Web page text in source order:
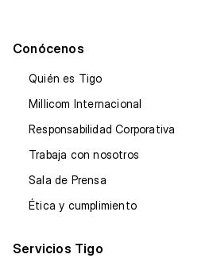
Conócenos
Quién es Tigo
Millicom Internacional
Responsabilidad Corporativa
Trabaja con nosotros
Sala de Prensa
Ética y cumplimiento
Servicios Tigo